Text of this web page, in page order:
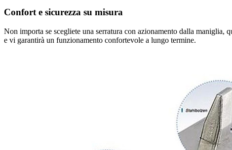
Confort e sicurezza su misura
Non importa se scegliete una serratura con azionamento dalla
e vi garantirà un funzionamento confortevole a lungo termine.